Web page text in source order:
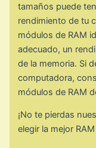
tamaños puede
rendimiento de tu
módulos de RAM
adecuado, un
de la memoria. Si
computadora,
módulos de RAM
¡No te pierdas
elegir la mejor